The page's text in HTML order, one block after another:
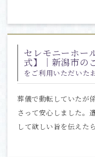
セレモニーホー
式】｜新潟市の
をご利用いただいた
葬儀で動転していたが
さって安心しました。
して欲しい旨を伝えた